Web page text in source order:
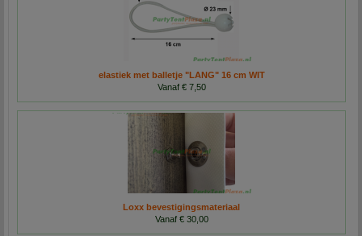
elastiek met balletje "LANG" 16 cm WIT
Vanaf € 7,50
Loxx bevestigingsmateriaal
Vanaf € 30,00